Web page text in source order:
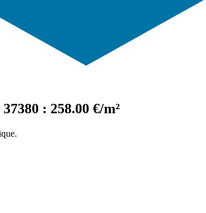
: 258.00 €/m²